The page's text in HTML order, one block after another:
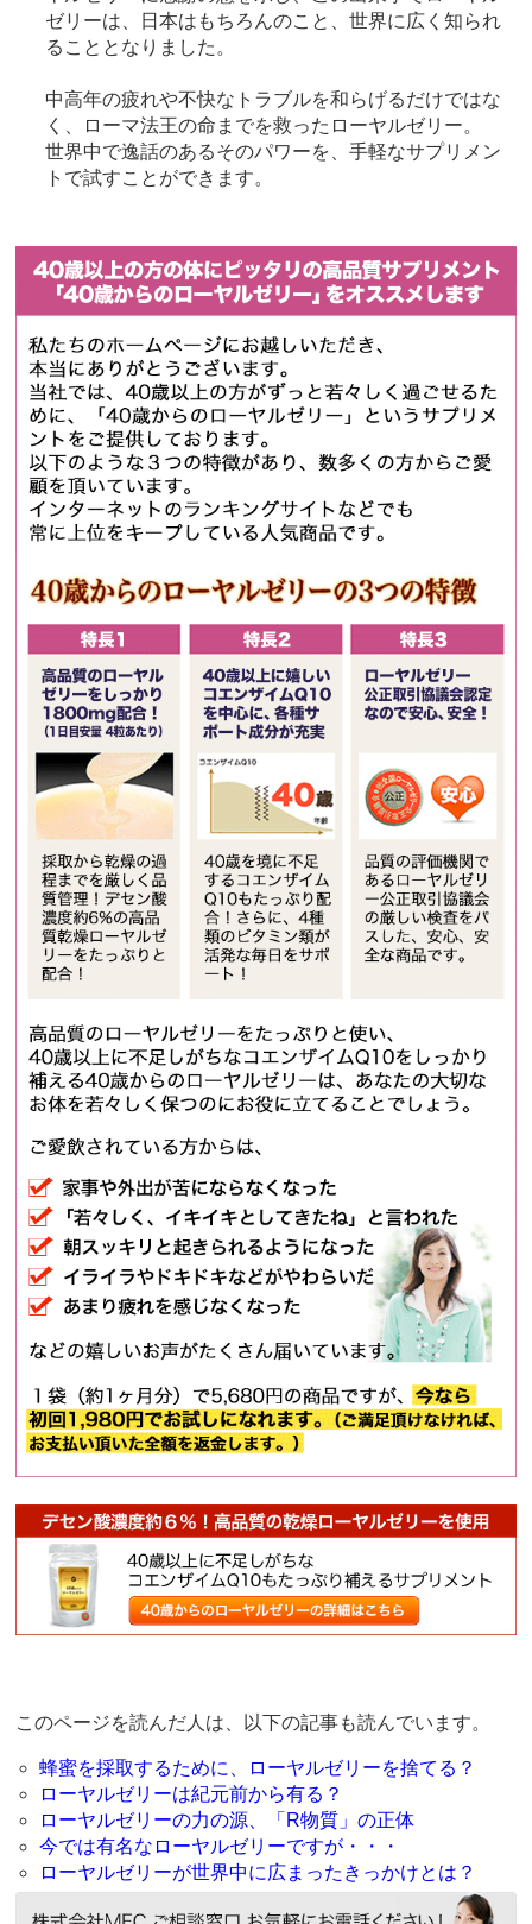
ゼリーは、日本はもちろんのこと、世界に広く知られ
ることとなりました。
中高年の疲れや不快なトラブルを和らげるだけではな
く、ローマ法王の命までを救ったローヤルゼリー。
世界中で逸話のあるそのパワーを、手軽なサプリメン
トで試すことができます。
このページを読んだ人は、以下の記事も読んでいます。
蜂蜜を採取するために、ローヤルゼリーを捨てる？
ローヤルゼリーは紀元前から有る？
ローヤルゼリーの力の源、「R物質」の正体
今では有名なローヤルゼリーですが・・・
ローヤルゼリーが世界中に広まったきっかけとは？